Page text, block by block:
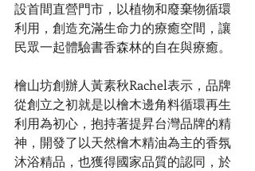
設首間直營門市，以植物和廢棄物循環
利用，創造充滿生命力的療癒空間，讓
民眾一起體驗書香森林的自在與療癒。
檜山坊創辦人黃素秋Rachel表示，品牌
從創立之初就是以檜木邊角料循環再生
利用為初心，抱持著提昇台灣品牌的精
神，開發了以天然檜木精油為主的香氛
沐浴精品，也獲得國家品質的認同，於